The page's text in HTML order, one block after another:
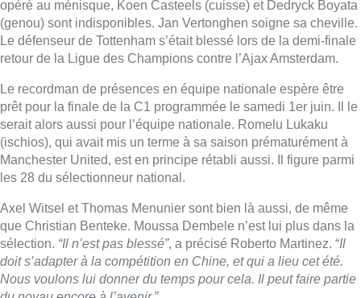
que Christian Benteke. Moussa Dembele n’est lui plus dans la
sélection.“Il n’est pas blessé”, a précisé Roberto Martinez. “Il
doit s’adapter à la compétition en Chine, et qui a lieu cet été.
Nous voulons lui donner du temps pour cela. Il peut faire partie
du noyau encore à l’avenir.”
La sélection de 28 joueurs Roberto Martinez: Thibaut Courtois
(Real Madrid/Esp), Simon Mignolet (Liverpool/Ang), Matz Sels
(Strasbourg/Fra), Hendrik Van Crombrugge (Eupen) Toby
Alderweireld (Tottenham/Ang), Leander Dendoncker
(Wolverhampton/Ang), Vincent Kompany (Manchester
City/Ang), Brandon Mechele (Club Bruges), Thomas
Vermaelen (FC Barcelone/Esp), Jan Vertonghen
(Tottenham/Ang) Yannick Carrasco (Dalian Yifang/Chn),
Timothy Castagne (Atalanta/Ita), Nacer Chadli (Monaco/Fra),
Thorgan Hazard (Mönchengladbach/All), Thomas Meunier
(PSG/Fra), Kevin De Bruyne (Manchester City/Ang), Dennis